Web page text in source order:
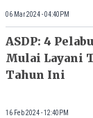
06 Mar 2024 - 04:40PM
ASDP: 4
Mulai Layani
Tahun Ini
16 Feb 2024 - 12:40PM